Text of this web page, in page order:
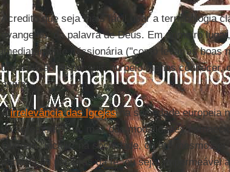
Acredito que seja mais fácil usar a terminologia
evangelho, da palavra de Deus. Em primeiro
imediatamente missionária ("como levar as boas
trai a ilusão de possuir, ou pelo menos conhecer,
assim.
Airrelevância das Igrejasna sociedade europeia
de serem minoria, mas das modalidades
Querem "incidir" na sociedade, ou até mesmo
paralela às palavras da fé, ou seja, impermeável